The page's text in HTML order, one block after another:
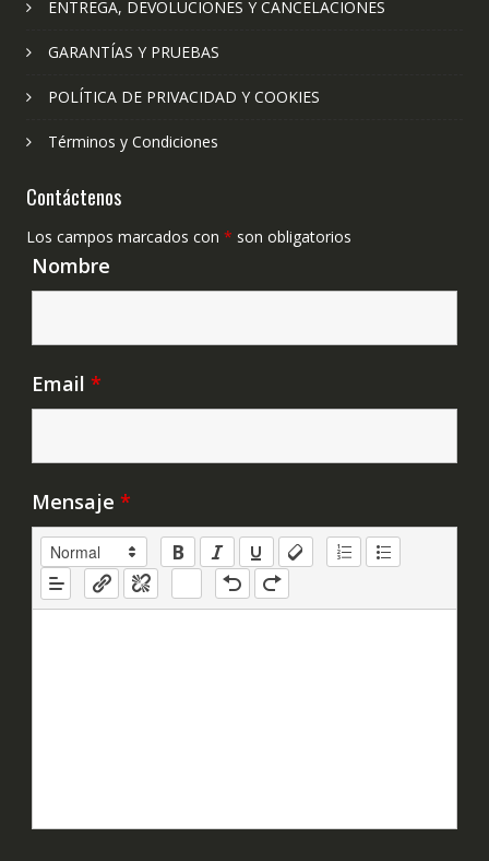
ENTREGA, DEVOLUCIONES Y CANCELACIONES
GARANTÍAS Y PRUEBAS
POLÍTICA DE PRIVACIDAD Y COOKIES
Términos y Condiciones
Contáctenos
Los campos marcados con * son obligatorios
Nombre
Email *
Mensaje *